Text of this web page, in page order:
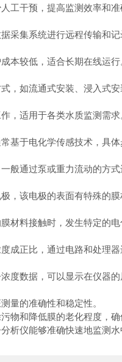
工干预，提高监测效率和
采集系统进行远程传输和
本较低，适合长期在线运
，如流通式安装、浸入式
，适用于各类水质监测需
基于电化学传感技术，具
般通过泵或重力流动的方
，该电极的表面有特殊的
材料接触时，发生特定的
成正比，通过电路和处理
度数据，可以显示在仪器
量的准确性和稳定性。
物和降低膜的老化程度，
析仪能够准确快速地监测